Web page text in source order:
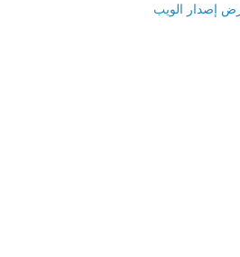
إصدار الويب